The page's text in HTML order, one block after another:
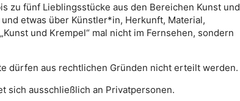
zu fünf Lieblingsstücke aus den Bereichen Kunst und
etwas über Künstler*in, Herkunft, Material,
und Krempel“ mal nicht im Fernsehen, sondern
dürfen aus rechtlichen Gründen nicht erteilt werden.
sich ausschließlich an Privatpersonen.